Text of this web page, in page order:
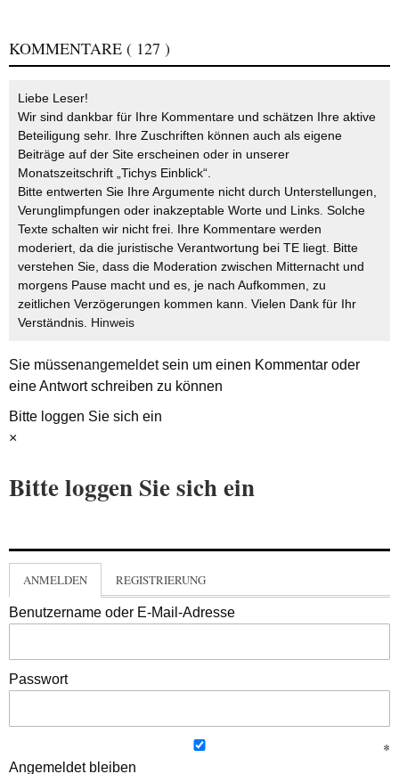
KOMMENTARE ( 127 )
Liebe Leser!
Wir sind dankbar für Ihre Kommentare und schätzen Ihre aktive
Beteiligung sehr. Ihre Zuschriften können auch als eigene
Beiträge auf der Site erscheinen oder in unserer
Monatszeitschrift „Tichys Einblick“.
Bitte entwerten Sie Ihre Argumente nicht durch Unterstellungen,
Verunglimpfungen oder inakzeptable Worte und Links. Solche
Texte schalten wir nicht frei. Ihre Kommentare werden
moderiert, da die juristische Verantwortung bei TE liegt. Bitte
verstehen Sie, dass die Moderation zwischen Mitternacht und
morgens Pause macht und es, je nach Aufkommen, zu
zeitlichen Verzögerungen kommen kann. Vielen Dank für Ihr
Verständnis. Hinweis
Sie müssenangemeldetsein um einen Kommentar oder
eine Antwort schreiben zu können
Bitte loggen Sie sich ein
×
Bitte loggen Sie sich ein
ANMELDEN REGISTRIERUNG
Benutzername oder E-Mail-Adresse
Passwort
Angemeldet bleiben